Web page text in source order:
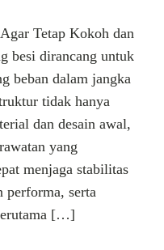
Tetap Kokoh dan
besi dirancang untuk
beban dalam jangka
tidak hanya
dan desain awal,
yang
menjaga stabilitas
performa, serta
[…]